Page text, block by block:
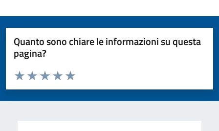
Quanto sono chiare le informazioni su questa
pagina?
Valuta da 1 a 5 stelle la pagina
Valuta 5 stelle su 5
Valuta 4 stelle su 5
Valuta 3 stelle su 5
Valuta 2 stelle su 5
Valuta 1 stelle su 5